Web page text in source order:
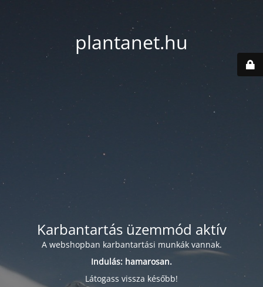
plantanet.hu
Karbantartás üzemmód aktív
A webshopban karbantartási munkák vannak.
Indulás: hamarosan.
Látogass vissza később!